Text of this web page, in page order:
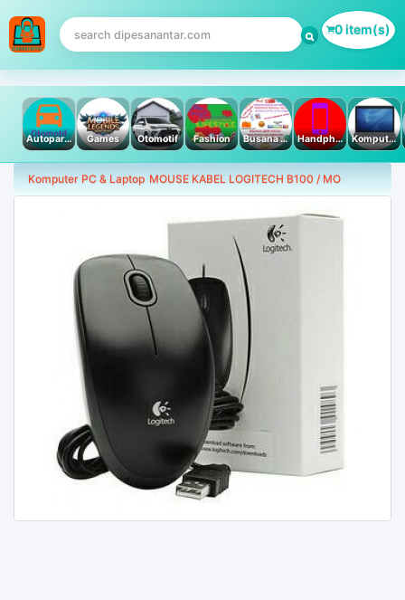
0 item(s)
Autoparts Games Otomotif Fashion Busana Muslim Handphone & Tablet Komputer PC & Laptop
Komputer PC & Laptop MOUSE KABEL LOGITECH B100 / MO